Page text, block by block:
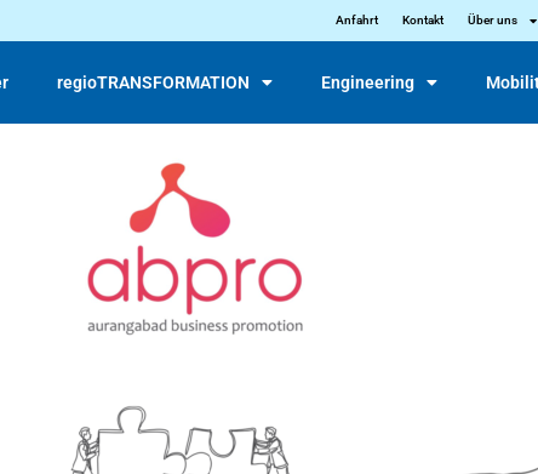
Anfahrt Kontakt Über uns
regioTRANSFORMATION Engineering